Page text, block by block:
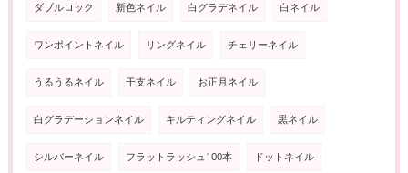
ダブルロック 新色ネイル 白グラデネイル 白ネイル
ワンポイントネイル リングネイル チェリーネイル
うるうるネイル 干支ネイル お正月ネイル
白グラデーションネイル キルティングネイル 黒ネイル
シルバーネイル フラットラッシュ100本 ドットネイル